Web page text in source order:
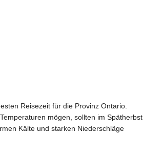
Reisezeit für die Provinz Ontario.
mögen, sollten im Spätherbst
Kälte und starken Niederschläge